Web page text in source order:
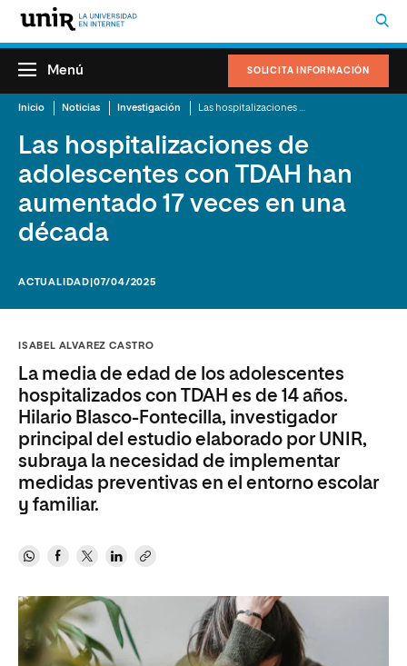
SOLICITA INFORMACIÓN
Menú
Inicio Noticias Investigación
Las hospitalizaciones de
adolescentes con TDAH han
aumentado 17 veces en una
década
ACTUALIDAD |07/04/2025
ISABEL ALVAREZ CASTRO
La media de edad de los adolescentes
hospitalizados con TDAH es de 14 años.
Hilario Blasco-Fontecilla, investigador
principal del estudio elaborado por UNIR,
subraya la necesidad de implementar
medidas preventivas en el entorno escolar
y familiar.